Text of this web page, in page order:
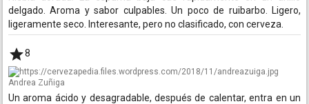
delgado. Aroma y sabor culpables. Un poco de ruibarbo. Ligero,
ligeramente seco. Interesante, pero no clasificado, con cerveza.
8
Andrea Zuñiga
Un aroma ácido y desagradable, después de calentar, entra en un